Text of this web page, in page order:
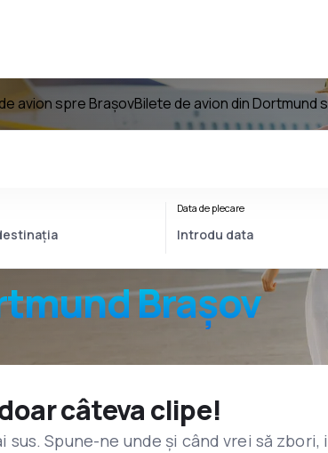
avion spre BrașovBilete de avion din Dortmund
Brașov
Data de plecare
câteva clipe!
Spune-ne unde și când vrei să zbori,